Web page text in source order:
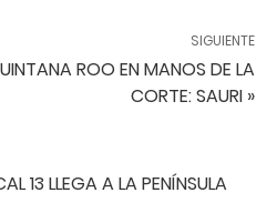
SIGUIENTE
ROO EN MANOS DE LA
CORTE: SAURI »
13 LLEGA A LA PENÍNSULA